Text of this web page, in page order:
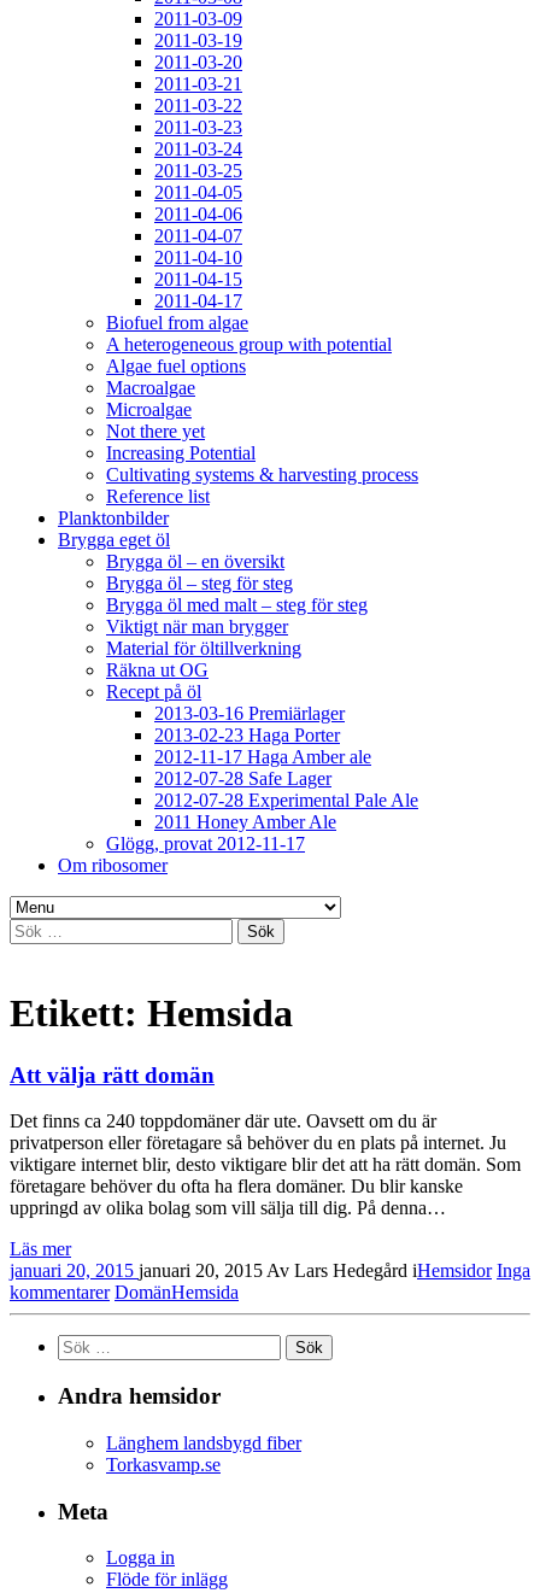
2011-03-09
2011-03-19
2011-03-20
2011-03-21
2011-03-22
2011-03-23
2011-03-24
2011-03-25
2011-04-05
2011-04-06
2011-04-07
2011-04-10
2011-04-15
2011-04-17
Biofuel from algae
A heterogeneous group with potential
Algae fuel options
Macroalgae
Microalgae
Not there yet
Increasing Potential
Cultivating systems & harvesting process
Reference list
Planktonbilder
Brygga eget öl
Brygga öl – en översikt
Brygga öl – steg för steg
Brygga öl med malt – steg för steg
Viktigt när man brygger
Material för öltillverkning
Räkna ut OG
Recept på öl
2013-03-16 Premiärlager
2013-02-23 Haga Porter
2012-11-17 Haga Amber ale
2012-07-28 Safe Lager
2012-07-28 Experimental Pale Ale
2011 Honey Amber Ale
Glögg, provat 2012-11-17
Om ribosomer
Sök
efter:
Etikett: Hemsida
Att välja rätt domän
Det finns ca 240 toppdomäner där ute. Oavsett om du är
privatperson eller företagare så behöver du en plats på internet. Ju
viktigare internet blir, desto viktigare blir det att ha rätt domän. Som
företagare behöver du ofta ha flera domäner. Du blir kanske
uppringd av olika bolag som vill sälja till dig. På denna…
Läs mer
januari 20, 2015 januari 20, 2015Av Lars Hedegård iHemsidor Inga
kommentarer DomänHemsida
Sök
efter:
Andra hemsidor
Länghem landsbygd fiber
Torkasvamp.se
Meta
Logga in
Flöde för inlägg